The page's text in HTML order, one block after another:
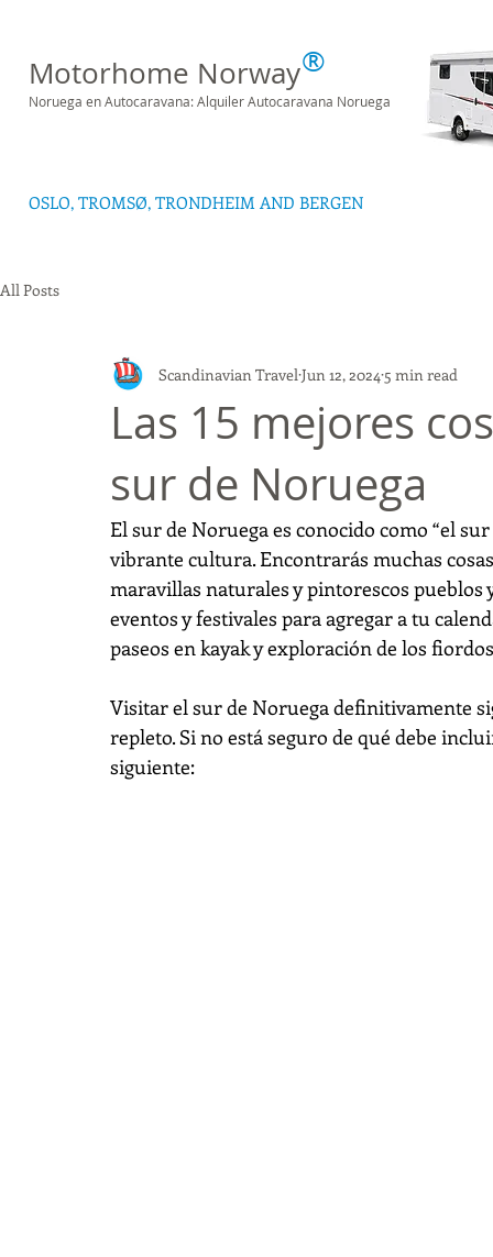
OSLO, TROMSØ, TRONDHEIM AND BERGEN
Motorhome Norway®
Noruega en Autocaravana: Alquiler Autocaravana Noruega
All Posts
Las 15 mejores
sur de Noruega
Scandinavian Travel Jun 12, 2024 5 min read
El sur de Noruega es conocido como “el
vibrante cultura. Encontrarás muchas
maravillas naturales y pintorescos pueblos
eventos y festivales para agregar a tu
paseos en kayak y exploración de los
Visitar el sur de Noruega definitivamente
repleto. Si no está seguro de qué debe
siguiente: